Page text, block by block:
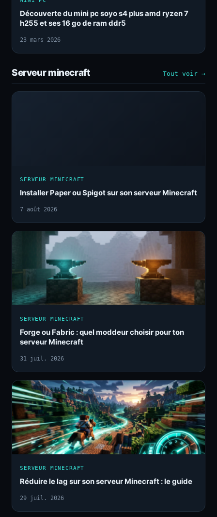
Découverte du mini pc soyo s4 plus amd ryzen 7
h255 et ses 16 go de ram ddr5
23 mars 2026
Serveur minecraft Tout voir →
SERVEUR MINECRAFT
Installer Paper ou Spigot sur son serveur Minecraft
7 août 2026
SERVEUR MINECRAFT
Forge ou Fabric : quel moddeur choisir pour ton
serveur Minecraft
31 juil. 2026
SERVEUR MINECRAFT
Réduire le lag sur son serveur Minecraft : le guide
29 juil. 2026